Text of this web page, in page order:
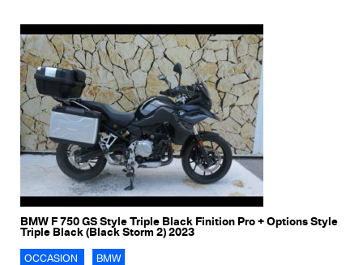
BMW F 750 GS Style Triple Black Finition Pro + Options Style
Triple Black (Black Storm 2) 2023
OCCASION BMW